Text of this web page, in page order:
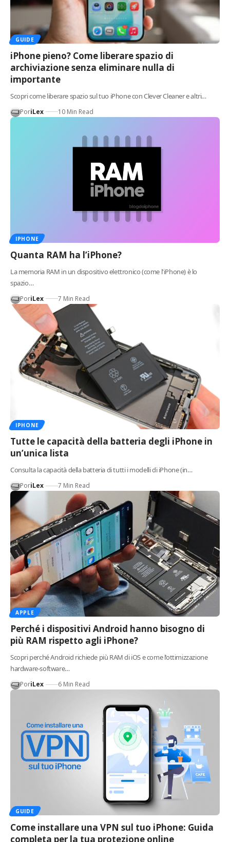
GUIDE
iPhone pieno? Come liberare spazio di
archiviazione senza eliminare nulla di
importante
Scopri come liberare spazio sul tuo iPhone con Clever Cleaner e altri…
PoriLex 10 Min Read
IPHONE
Quanta RAM ha l’iPhone?
La memoria RAM in un dispositivo elettronico (come l'iPhone) è lo
spazio…
PoriLex 7 Min Read
IPHONE
Tutte le capacità della batteria degli iPhone in
un’unica lista
Consulta la capacità della batteria di tutti i modelli di iPhone (in…
PoriLex 7 Min Read
APPLE
Perché i dispositivi Android hanno bisogno di
più RAM rispetto agli iPhone?
Scopri perché Android richiede più RAM di iOS e come l’ottimizzazione
hardware-software…
PoriLex 6 Min Read
GUIDE
Come installare una VPN sul tuo iPhone: Guida
completa per la tua protezione online